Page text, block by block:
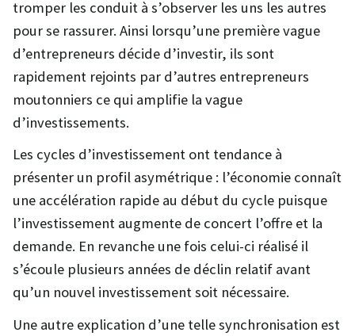
tromper les conduit à s’observer les uns les autres
pour se rassurer. Ainsi lorsqu’une première vague
d’entrepreneurs décide d’investir, ils sont
rapidement rejoints par d’autres entrepreneurs
moutonniers ce qui amplifie la vague
d’investissements.
Les cycles d’investissement ont tendance à
présenter un profil asymétrique : l’économie connaît
une accélération rapide au début du cycle puisque
l’investissement augmente de concert l’offre et la
demande. En revanche une fois celui-ci réalisé il
s’écoule plusieurs années de déclin relatif avant
qu’un nouvel investissement soit nécessaire.
Une autre explication d’une telle synchronisation est